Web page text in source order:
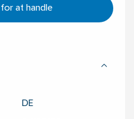
for at handle
DE